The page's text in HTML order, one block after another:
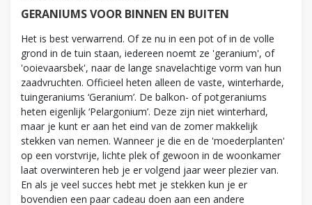
GERANIUMS VOOR BINNEN EN BUITEN
Het is best verwarrend. Of ze nu in een pot of in de volle
grond in de tuin staan, iedereen noemt ze 'geranium', of
'ooievaarsbek', naar de lange snavelachtige vorm van hun
zaadvruchten. Officieel heten alleen de vaste, winterharde,
tuingeraniums ‘Geranium’. De balkon- of potgeraniums
heten eigenlijk ‘Pelargonium’. Deze zijn niet winterhard,
maar je kunt er aan het eind van de zomer makkelijk
stekken van nemen. Wanneer je die en de 'moederplanten'
op een vorstvrije, lichte plek of gewoon in de woonkamer
laat overwinteren heb je er volgend jaar weer plezier van.
En als je veel succes hebt met je stekken kun je er
bovendien een paar cadeau doen aan een andere